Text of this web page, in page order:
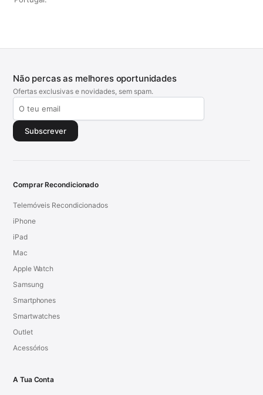
Não percas as melhores oportunidades
Ofertas exclusivas e novidades, sem spam.
Subscrever
Comprar Recondicionado
Telemóveis Recondicionados
iPhone
iPad
Mac
Apple Watch
Samsung
Smartphones
Smartwatches
Outlet
Acessórios
A Tua Conta